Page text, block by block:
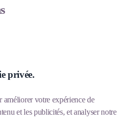
privée.
améliorer votre expérience de
et les publicités, et analyser notre